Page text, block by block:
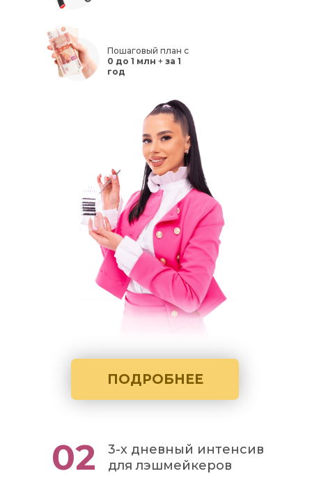
Пошаговый план с
0 до 1 млн + за 1
год
ПОДРОБНЕЕ
3-х дневный интенсив
для лэшмейкеров
02